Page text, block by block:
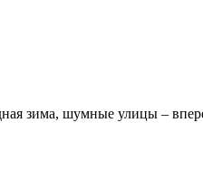
зима, шумные улицы –